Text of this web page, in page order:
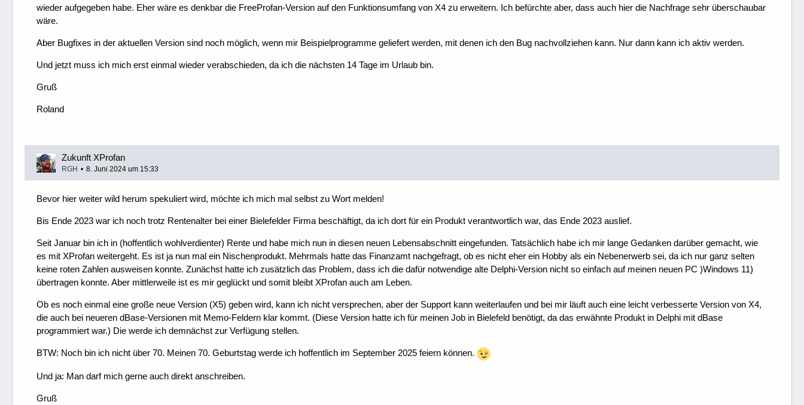
wieder aufgegeben habe. Eher wäre es denkbar die FreeProfan-Version auf den Funktionsumfang von X4 zu erweitern. Ich befürchte aber, dass auch hier die Nachfrage sehr überschaubar
wäre.
Aber Bugfixes in der aktuellen Version sind noch möglich, wenn mir Beispielprogramme geliefert werden, mit denen ich den Bug nachvollziehen kann. Nur dann kann ich aktiv werden.
Und jetzt muss ich mich erst einmal wieder verabschieden, da ich die nächsten 14 Tage im Urlaub bin.
Gruß
Roland
Zukunft XProfan
RGH 8. Juni 2024 um 15:33
Bevor hier weiter wild herum spekuliert wird, möchte ich mich mal selbst zu Wort melden!
Bis Ende 2023 war ich noch trotz Rentenalter bei einer Bielefelder Firma beschäftigt, da ich dort für ein Produkt verantwortlich war, das Ende 2023 auslief.
Seit Januar bin ich in (hoffentlich wohlverdienter) Rente und habe mich nun in diesen neuen Lebensabschnitt eingefunden. Tatsächlich habe ich mir lange Gedanken darüber gemacht, wie
es mit XProfan weitergeht. Es ist ja nun mal ein Nischenprodukt. Mehrmals hatte das Finanzamt nachgefragt, ob es nicht eher ein Hobby als ein Nebenerwerb sei, da ich nur ganz selten
keine roten Zahlen ausweisen konnte. Zunächst hatte ich zusätzlich das Problem, dass ich die dafür notwendige alte Delphi-Version nicht so einfach auf meinen neuen PC )Windows 11)
übertragen konnte. Aber mittlerweile ist es mir geglückt und somit bleibt XProfan auch am Leben.
Ob es noch einmal eine große neue Version (X5) geben wird, kann ich nicht versprechen, aber der Support kann weiterlaufen und bei mir läuft auch eine leicht verbesserte Version von X4,
die auch bei neueren dBase-Versionen mit Memo-Feldern klar kommt. (Diese Version hatte ich für meinen Job in Bielefeld benötigt, da das erwähnte Produkt in Delphi mit dBase
programmiert war.) Die werde ich demnächst zur Verfügung stellen.
BTW: Noch bin ich nicht über 70. Meinen 70. Geburtstag werde ich hoffentlich im September 2025 feiern können.
Und ja: Man darf mich gerne auch direkt anschreiben.
Gruß